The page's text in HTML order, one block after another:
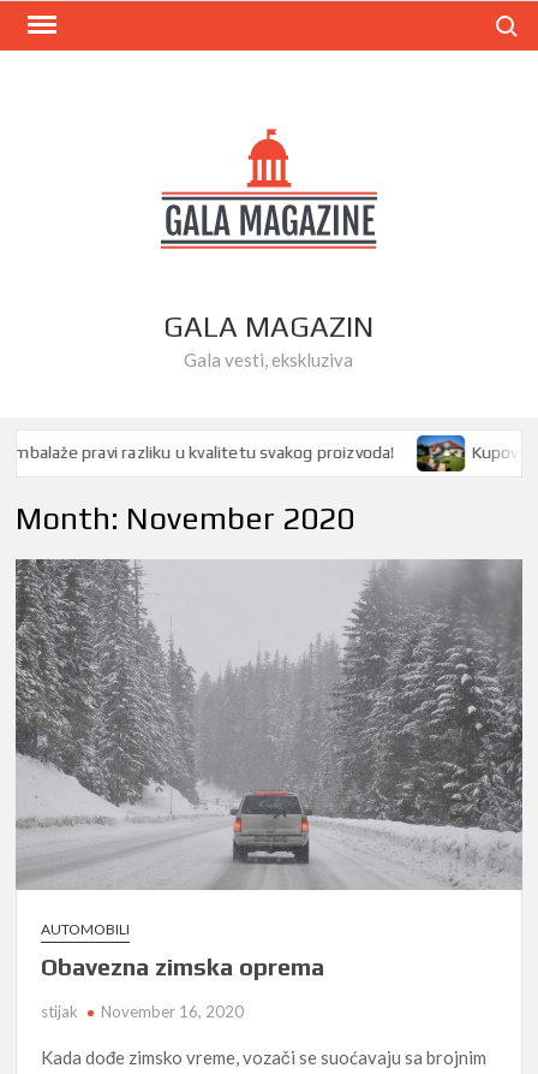
Skip
GALA MAGAZIN
Gala vesti, ekskluziva
pravi razliku u kvalitetu svakog proizvoda! Kupovina
Month: November 2020
AUTOMOBILI
Obavezna zimska oprema
stijak November 16, 2020
Kada dođe zimsko vreme, vozači se suoćavaju sa brojnim